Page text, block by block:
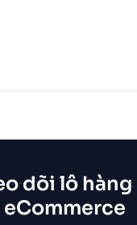
dõi lô hàng
eCommerce